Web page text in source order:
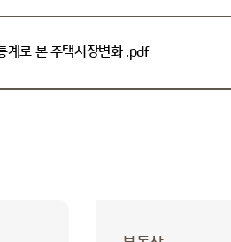
계로 본 주택시장변화 .pdf